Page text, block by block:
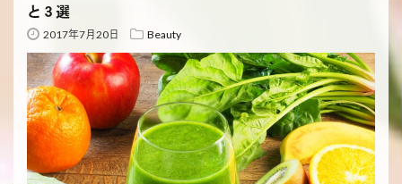
と３選
2017年7月20日 Beauty